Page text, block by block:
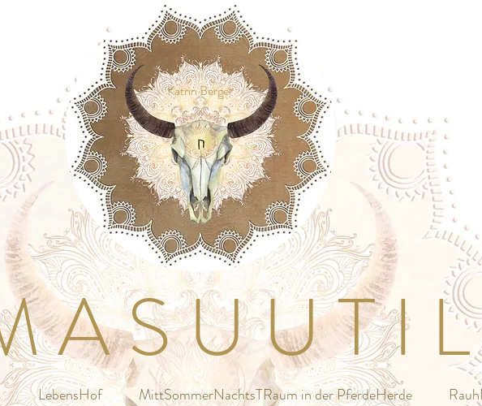
Katrin Berger
A S U U T I
LebensHof MittSommerNachtsTRaum in der PferdeHerde